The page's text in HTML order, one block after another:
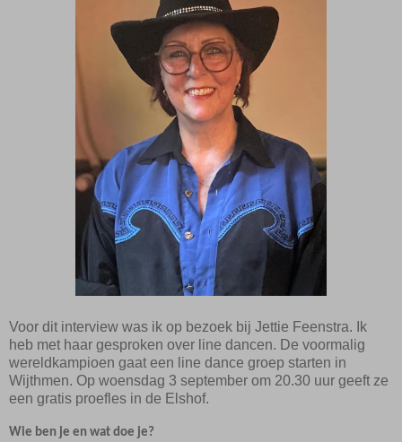
Voor dit interview was ik op bezoek bij Jettie Feenstra. Ik
heb met haar gesproken over line dancen. De voormalig
wereldkampioen gaat een line dance groep starten in
Wijthmen. Op woensdag 3 september om 20.30 uur geeft ze
een gratis proefles in de Elshof.
Wie ben je en wat doe je?